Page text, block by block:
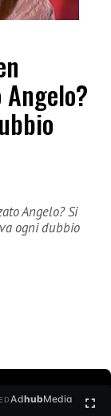
Angelo? Si
ogni dubbio
AdhubMedia